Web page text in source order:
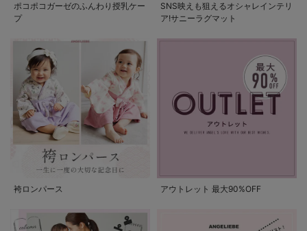
ポコポコガーゼのふんわり授乳ケー
プ
SNS映えも狙えるオシャレインテリ
ア!サニーラグマット
袴ロンパース アウトレット 最大90%OFF